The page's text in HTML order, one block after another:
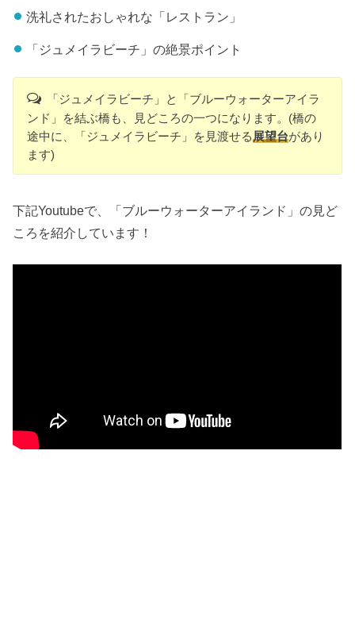
洗礼されたおしゃれな「レストラン」
「ジュメイラビーチ」の絶景ポイント
「ジュメイラビーチ」と「ブルーウォーターアイラ
ンド」を結ぶ橋も、見どころの一つになります。(橋の
途中に、「ジュメイラビーチ」を見渡せる展望台があり
ます)
下記Youtubeで、「ブルーウォーターアイランド」の見ど
ころを紹介しています！